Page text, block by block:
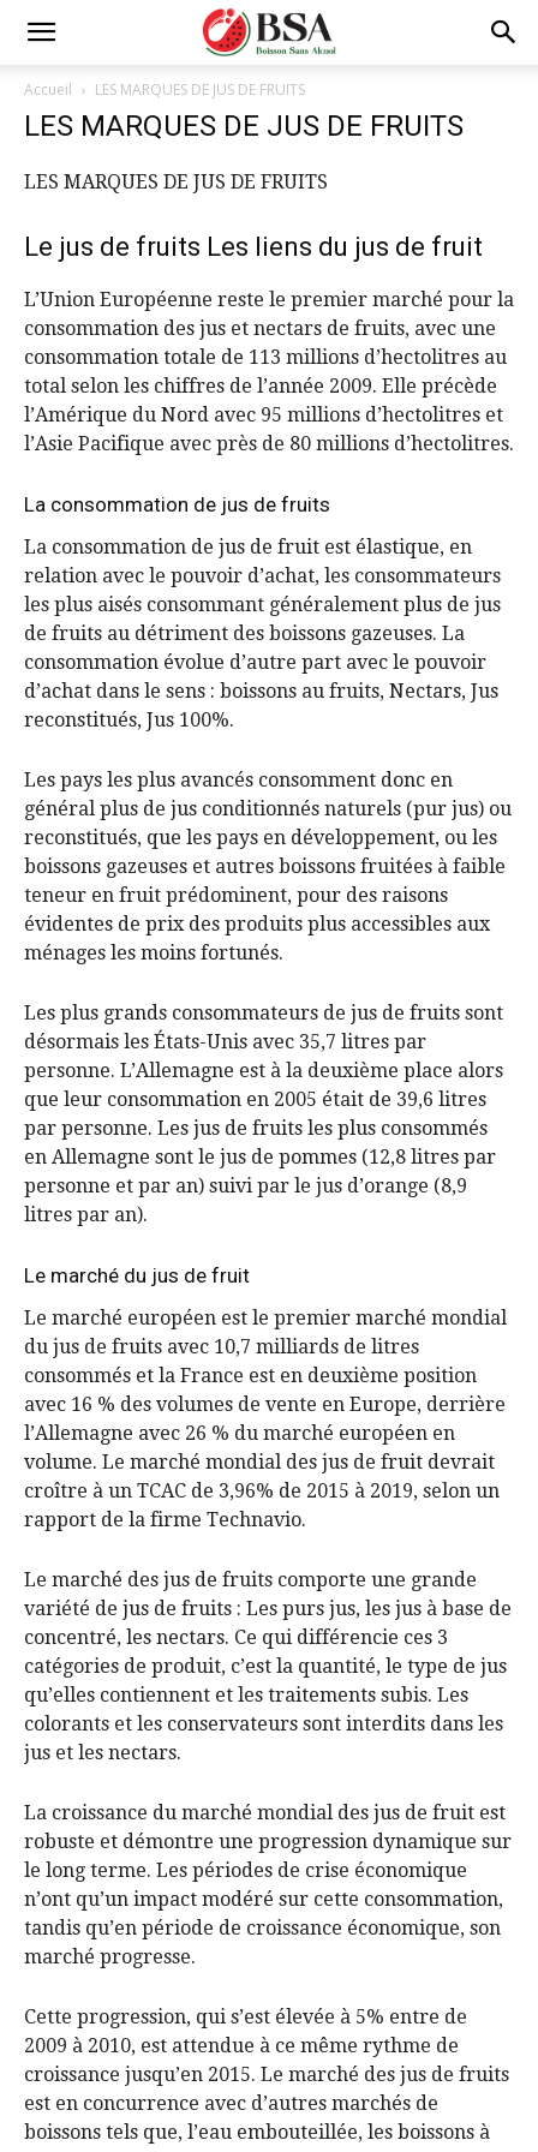
Accueil LES MARQUES DE JUS DE FRUITS
LES MARQUES DE JUS DE FRUITS
LES MARQUES DE JUS DE FRUITS
Le jus de fruits Les liens du jus de fruit
L’Union Européenne reste le premier marché pour la
consommation des jus et nectars de fruits, avec une
consommation totale de 113 millions d’hectolitres au
total selon les chiffres de l’année 2009. Elle précède
l’Amérique du Nord avec 95 millions d’hectolitres et
l’Asie Pacifique avec près de 80 millions d’hectolitres.
La consommation de jus de fruits
La consommation de jus de fruit est élastique, en
relation avec le pouvoir d’achat, les consommateurs
les plus aisés consommant généralement plus de jus
de fruits au détriment des boissons gazeuses. La
consommation évolue d’autre part avec le pouvoir
d’achat dans le sens : boissons au fruits, Nectars, Jus
reconstitués, Jus 100%.
Les pays les plus avancés consomment donc en
général plus de jus conditionnés naturels (pur jus) ou
reconstitués, que les pays en développement, ou les
boissons gazeuses et autres boissons fruitées à faible
teneur en fruit prédominent, pour des raisons
évidentes de prix des produits plus accessibles aux
ménages les moins fortunés.
Les plus grands consommateurs de jus de fruits sont
désormais les États-Unis avec 35,7 litres par
personne. L’Allemagne est à la deuxième place alors
que leur consommation en 2005 était de 39,6 litres
par personne. Les jus de fruits les plus consommés
en Allemagne sont le jus de pommes (12,8 litres par
personne et par an) suivi par le jus d’orange (8,9
litres par an).
Le marché du jus de fruit
Le marché européen est le premier marché mondial
du jus de fruits avec 10,7 milliards de litres
consommés et la France est en deuxième position
avec 16 % des volumes de vente en Europe, derrière
l’Allemagne avec 26 % du marché européen en
volume. Le marché mondial des jus de fruit devrait
croître à un TCAC de 3,96% de 2015 à 2019, selon un
rapport de la firme Technavio.
Le marché des jus de fruits comporte une grande
variété de jus de fruits : Les purs jus, les jus à base de
concentré, les nectars. Ce qui différencie ces 3
catégories de produit, c’est la quantité, le type de jus
qu’elles contiennent et les traitements subis. Les
colorants et les conservateurs sont interdits dans les
jus et les nectars.
La croissance du marché mondial des jus de fruit est
robuste et démontre une progression dynamique sur
le long terme. Les périodes de crise économique
n’ont qu’un impact modéré sur cette consommation,
tandis qu’en période de croissance économique, son
marché progresse.
Cette progression, qui s’est élevée à 5% entre de
2009 à 2010, est attendue à ce même rythme de
croissance jusqu’en 2015. Le marché des jus de fruits
est en concurrence avec d’autres marchés de
boissons tels que, l’eau embouteillée, les boissons à